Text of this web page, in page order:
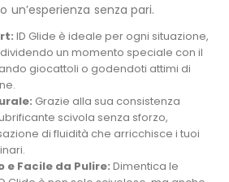
un’esperienza senza pari.
ID Glide è ideale per ogni situazione,
un momento speciale con il
giocattoli o godendoti attimi di
Grazie alla sua consistenza
scivola senza sforzo,
di fluidità che arricchisce i tuoi
e Facile da Pulire: Dimentica le